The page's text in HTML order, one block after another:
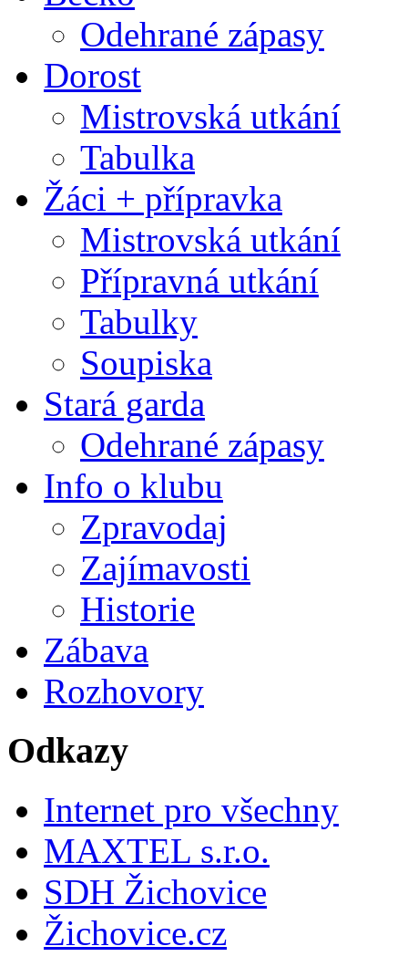
Odehrané zápasy
Dorost
Mistrovská utkání
Tabulka
Žáci + přípravka
Mistrovská utkání
Přípravná utkání
Tabulky
Soupiska
Stará garda
Odehrané zápasy
Info o klubu
Zpravodaj
Zajímavosti
Historie
Zábava
Rozhovory
Odkazy
Internet pro všechny
MAXTEL s.r.o.
SDH Žichovice
Žichovice.cz